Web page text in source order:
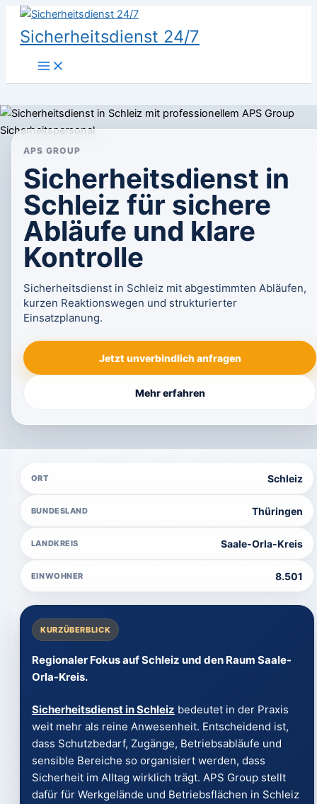
Zum
Inhalt
springen
Sicherheitsdienst 24/7
APS GROUP
Sicherheitsdienst in
Schleiz für sichere
Abläufe und klare
Kontrolle
Sicherheitsdienst in Schleiz mit abgestimmten Abläufen,
kurzen Reaktionswegen und strukturierter
Einsatzplanung.
Jetzt unverbindlich anfragen
Mehr erfahren
ORT Schleiz
BUNDESLAND Thüringen
LANDKREIS Saale-Orla-Kreis
EINWOHNER 8.501
KURZÜBERBLICK
Regionaler Fokus auf Schleiz und den Raum Saale-
Orla-Kreis.
Sicherheitsdienst in Schleiz bedeutet in der Praxis
weit mehr als reine Anwesenheit. Entscheidend ist,
dass Schutzbedarf, Zugänge, Betriebsabläufe und
sensible Bereiche so organisiert werden, dass
Sicherheit im Alltag wirklich trägt. APS Group stellt
dafür für Werkgelände und Betriebsflächen in Schleiz